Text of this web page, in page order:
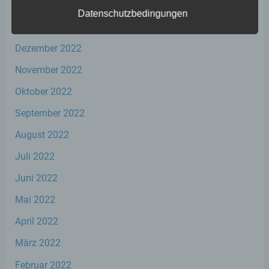
Dezember 2022
November 2022
Oktober 2022
September 2022
August 2022
Juli 2022
Juni 2022
Mai 2022
April 2022
März 2022
Februar 2022
Personenbezogene Daten sind alle
oder identifizierbare natürliche Person (im
Als identifizierbar wird eine natürliche
insbesondere mittels Zuordnung zu einer
mehreren besonderen Merkmalen, die
kulturellen oder sozialen Identität dieser
natürlichen Person sind, identifiziert werden
kann.
Datenschutzbedingungen